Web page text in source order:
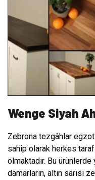
Wenge Siyah
Zebrona tezgâhlar
sahip olarak herkes
olmaktadır. Bu
damarların, altın sarısı